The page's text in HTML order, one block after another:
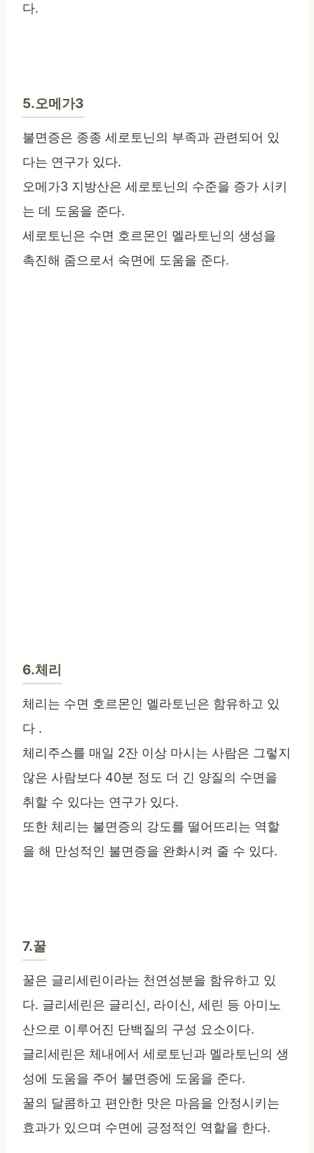
다.
5.오메가3
불면증은 종종 세로토닌의 부족과 관련되어 있
다는 연구가 있다.
오메가3 지방산은 세로토닌의 수준을 증가 시키
는 데 도움을 준다.
세로토닌은 수면 호르몬인 멜라토닌의 생성을
촉진해 줌으로서 숙면에 도움을 준다.
6.체리
체리는 수면 호르몬인 멜라토닌은 함유하고 있
다 .
체리주스를 매일 2잔 이상 마시는 사람은 그렇지
않은 사람보다 40분 정도 더 긴 양질의 수면을
취할 수 있다는 연구가 있다.
또한 체리는 불면증의 강도를 떨어뜨리는 역할
을 해 만성적인 불면증을 완화시켜 줄 수 있다.
7.꿀
꿀은 글리세린이라는 천연성분을 함유하고 있
다. 글리세린은 글리신, 라이신, 세린 등 아미노
산으로 이루어진 단백질의 구성 요소이다.
글리세린은 체내에서 세로토닌과 멜라토닌의 생
성에 도움을 주어 불면증에 도움을 준다.
꿀의 달콤하고 편안한 맛은 마음을 안정시키는
효과가 있으며 수면에 긍정적인 역할을 한다.